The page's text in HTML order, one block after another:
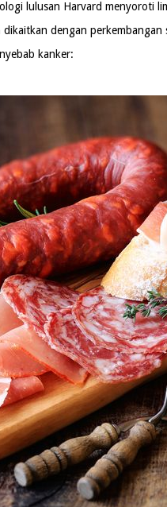
lulusan Harvard menyoroti
dengan perkembangan
kanker: